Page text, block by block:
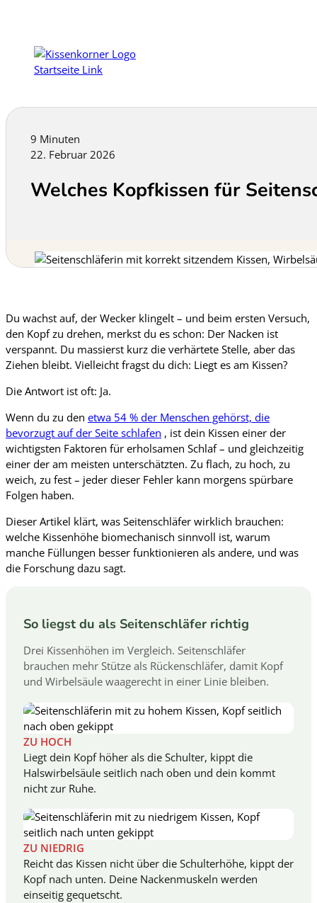
9 Minuten
22. Februar 2026
Welches Kopfkissen für
Du wachst auf, der Wecker klingelt – und beim ersten Versuch,
den Kopf zu drehen, merkst du es schon: Der Nacken ist
verspannt. Du massierst kurz die verhärtete Stelle, aber das
Ziehen bleibt. Vielleicht fragst du dich: Liegt es am Kissen?
Die Antwort ist oft: Ja.
Wenn du zu den etwa 54 % der Menschen gehörst, die
bevorzugt auf der Seite schlafen , ist dein Kissen einer der
wichtigsten Faktoren für erholsamen Schlaf – und gleichzeitig
einer der am meisten unterschätzten. Zu flach, zu hoch, zu
weich, zu fest – jeder dieser Fehler kann morgens spürbare
Folgen haben.
Dieser Artikel klärt, was Seitenschläfer wirklich brauchen:
welche Kissenhöhe biomechanisch sinnvoll ist, warum
manche Füllungen besser funktionieren als andere, und was
die Forschung dazu sagt.
So liegst du als Seitenschläfer richtig
Drei Kissenhöhen im Vergleich. Seitenschläfer
brauchen mehr Stütze als Rückenschläfer, damit Kopf
und Wirbelsäule waagerecht in einer Linie bleiben.
ZU HOCH
Liegt dein Kopf höher als die Schulter, kippt die
Halswirbelsäule seitlich nach oben und dein kommt
nicht zur Ruhe.
ZU NIEDRIG
Reicht das Kissen nicht über die Schulterhöhe, kippt der
Kopf nach unten. Deine Nackenmuskeln werden
einseitig gequetscht.